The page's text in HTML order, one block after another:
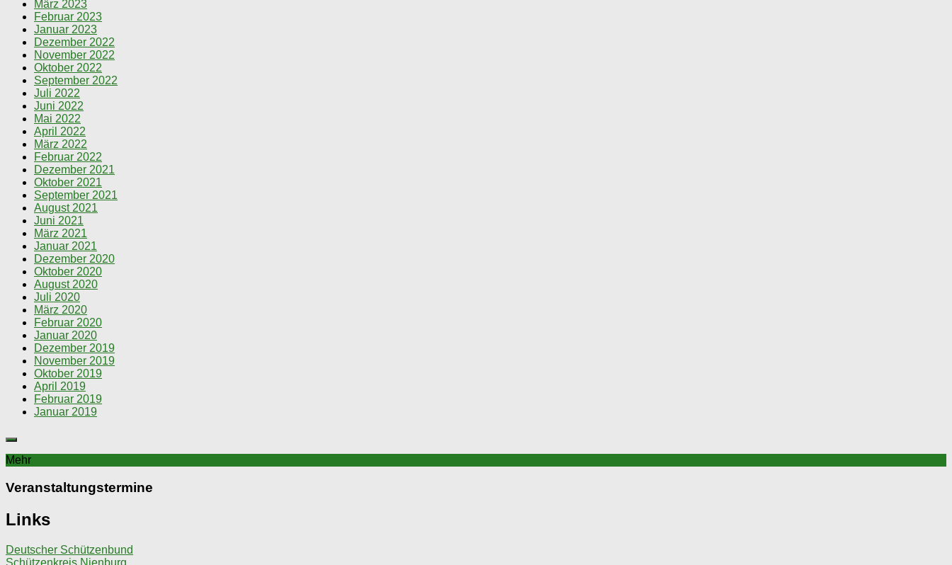
März 2023
Februar 2023
Januar 2023
Dezember 2022
November 2022
Oktober 2022
September 2022
Juli 2022
Juni 2022
Mai 2022
April 2022
März 2022
Februar 2022
Dezember 2021
Oktober 2021
September 2021
August 2021
Juni 2021
März 2021
Januar 2021
Dezember 2020
Oktober 2020
August 2020
Juli 2020
März 2020
Februar 2020
Januar 2020
Dezember 2019
November 2019
Oktober 2019
April 2019
Februar 2019
Januar 2019
Mehr
Veranstaltungstermine
Links
Deutscher Schützenbund
Schützenkreis Nienburg